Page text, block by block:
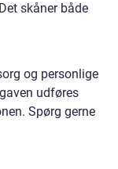
skåner både
og personlige
udføres
Spørg gerne